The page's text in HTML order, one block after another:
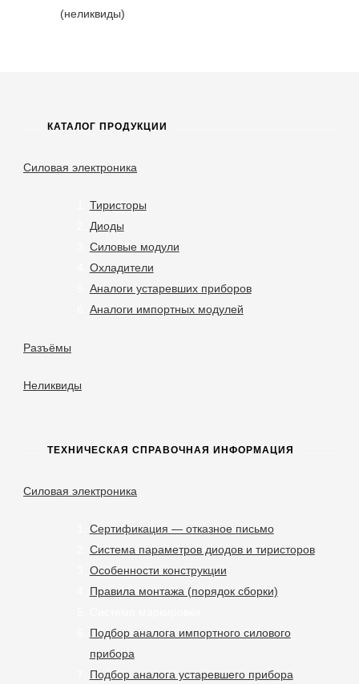
(неликвиды)
КАТАЛОГ ПРОДУКЦИИ
Силовая электроника
Тиристоры
Диоды
Силовые модули
Охладители
Аналоги устаревших приборов
Аналоги импортных модулей
Разъёмы
Неликвиды
ТЕХНИЧЕСКАЯ СПРАВОЧНАЯ ИНФОРМАЦИЯ
Силовая электроника
Сертификация — отказное письмо
Система параметров диодов и тиристоров
Особенности конструкции
Правила монтажа (порядок сборки)
Подбор аналога импортного силового
прибора
Подбор аналога устаревшего прибора